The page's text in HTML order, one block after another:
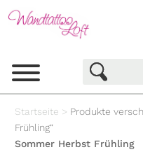
Startseite > Produkte
Frühling“
Sommer Herbst Frühling